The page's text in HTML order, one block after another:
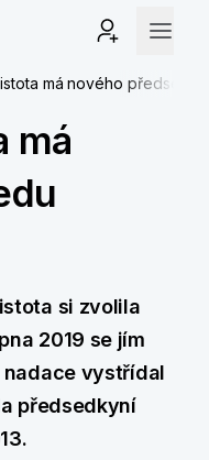
má nového předsedu
má
si zvolila
2019 se jím
nadace vystřídal
předsedkyní